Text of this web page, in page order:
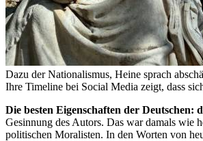
Dazu der Nationalismus, Heine sprach
Ihre Timeline bei Social Media zeigt, dass
Die besten Eigenschaften der
Gesinnung des Autors. Das war damals wie
politischen Moralisten. In den Worten von